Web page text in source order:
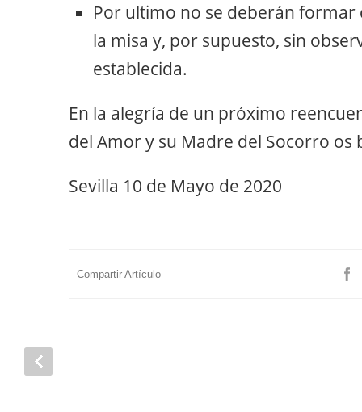
Por ultimo no se deberán formar
la misa y, por supuesto, sin
establecida.
En la alegría de un próximo
del Amor y su Madre del Socorro os
Sevilla 10 de Mayo de 2020
Compartir Artículo